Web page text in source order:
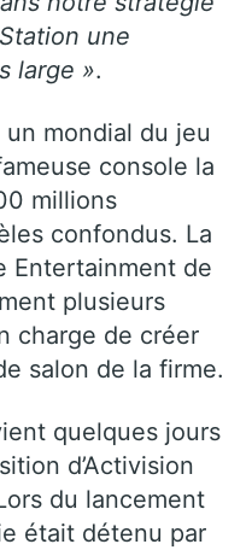
une
large ».
mondial du jeu
console la
millions
confondus. La
Entertainment de
plusieurs
charge de créer
salon de la firme.
quelques jours
d’Activision
du lancement
était détenu par